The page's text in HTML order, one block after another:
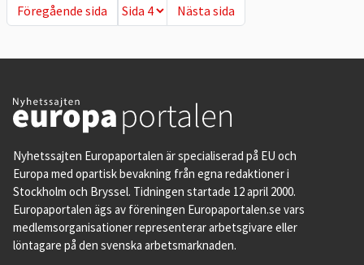
Föregående sida
Föregående sida Nästa sida
Nästa sida
Nyhetssajten Europaportalen är specialiserad på EU och
Europa med opartisk bevakning från egna redaktioner i
Stockholm och Bryssel. Tidningen startade 12 april 2000.
Europaportalen ägs av föreningen Europaportalen.se vars
medlemsorganisationer representerar arbetsgivare eller
löntagare på den svenska arbetsmarknaden.